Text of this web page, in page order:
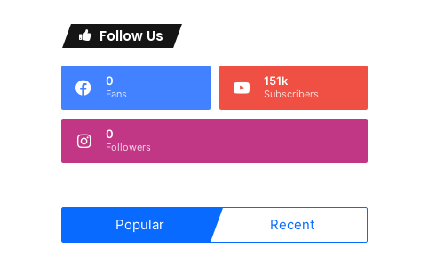
Follow Us
0
Fans
151k
Subscribers
0
Followers
Popular Recent